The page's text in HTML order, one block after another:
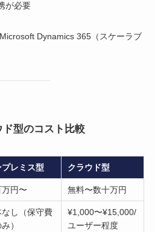
が必要
Dynamics 365（スケーラブ
型のコスト比較
プレミス型 クラウド型
円〜 無料〜数十万円
なし（保守費
）
¥1,000〜¥15,000/
ユーザー程度